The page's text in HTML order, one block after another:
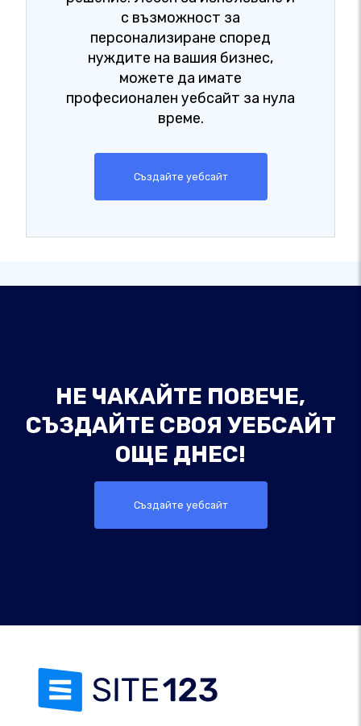
с възможност за
персонализиране според
нуждите на вашия бизнес,
можете да имате
професионален уебсайт за нула
време.
Създайте уебсайт
НЕ ЧАКАЙТЕ ПОВЕЧЕ,
СЪЗДАЙТЕ СВОЯ УЕБСАЙТ
ОЩЕ ДНЕС!
Създайте уебсайт